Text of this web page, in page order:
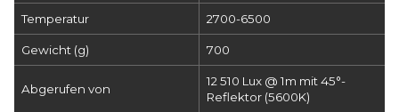
Temperatur 2700-6500
Gewicht (g) 700
Abgerufen von
12 510 Lux @ 1m mit 45°-
Reflektor (5600K)